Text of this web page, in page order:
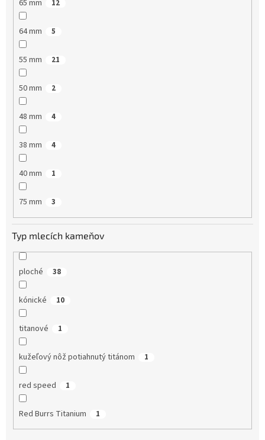
65 mm 12
64 mm 5
55 mm 21
50 mm 2
48 mm 4
38 mm 4
40 mm 1
75 mm 3
Typ mlecích kameňov
ploché 38
kónické 10
titanové 1
kužeľový nôž potiahnutý titánom 1
red speed 1
Red Burrs Titanium 1